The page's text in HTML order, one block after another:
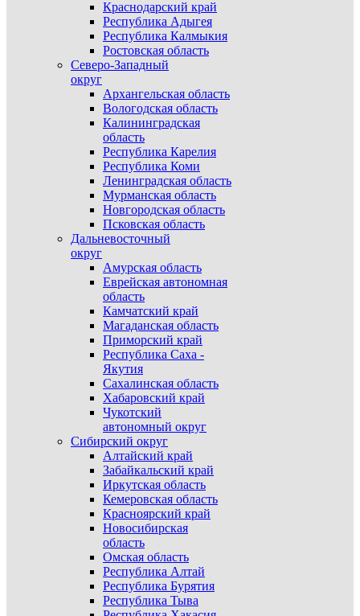
Краснодарский край
Республика Адыгея
Республика Калмыкия
Ростовская область
Северо-Западный
округ
Архангельская область
Вологодская область
Калининградская
область
Республика Карелия
Республика Коми
Ленинградская область
Мурманская область
Новгородская область
Псковская область
Дальневосточный
округ
Амурская область
Еврейская автономная
область
Камчатский край
Магаданская область
Приморский край
Республика Саха -
Якутия
Сахалинская область
Хабаровский край
Чукотский
автономный округ
Сибирский округ
Алтайский край
Забайкальский край
Иркутская область
Кемеровская область
Красноярский край
Новосибирская
область
Омская область
Республика Алтай
Республика Бурятия
Республика Тыва